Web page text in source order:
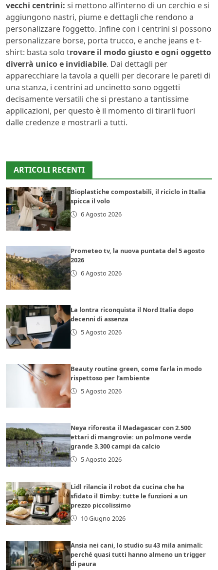
vecchi centrini: si mettono all’interno di un cerchio e si
aggiungono nastri, piume e dettagli che rendono a
personalizzare l’oggetto. Infine con i centrini si possono
personalizzare borse, porta trucco, e anche jeans e t-
shirt: basta solo trovare il modo giusto e ogni oggetto
diverrà unico e invidiabile. Dai dettagli per
apparecchiare la tavola a quelli per decorare le pareti di
una stanza, i centrini ad uncinetto sono oggetti
decisamente versatili che si prestano a tantissime
applicazioni, per questo è il momento di tirarli fuori
dalle credenze e mostrarli a tutti.
ARTICOLI RECENTI
Bioplastiche compostabili, il riciclo in Italia
spicca il volo
6 Agosto 2026
Prometeo tv, la nuova puntata del 5 agosto
2026
6 Agosto 2026
La lontra riconquista il Nord Italia dopo
decenni di assenza
5 Agosto 2026
Beauty routine green, come farla in modo
rispettoso per l’ambiente
5 Agosto 2026
Neya riforesta il Madagascar con 2.500
ettari di mangrovie: un polmone verde
grande 3.300 campi da calcio
5 Agosto 2026
Lidl rilancia il robot da cucina che ha
sfidato il Bimby: tutte le funzioni a un
prezzo piccolissimo
10 Giugno 2026
Ansia nei cani, lo studio su 43 mila animali:
perché quasi tutti hanno almeno un trigger
di paura